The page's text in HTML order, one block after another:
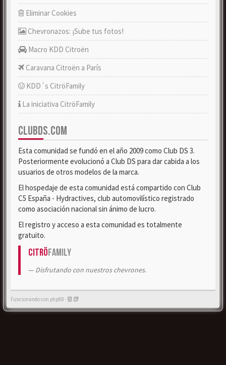
Eliminar Cookies
Chevronazos: ¡Sube tus fotos!
Macro KDD Citroën
Caravana Citroën a París
KDD´s CitröFamily
La iniciativa CitröFamily
CLUBDS.COM
Esta comunidad se fundó en el año 2009 como Club DS 3.
Posteriormente evolucionó a Club DS para dar cabida a los
usuarios de otros modelos de la marca.
El hospedaje de esta comunidad está compartido con Club
C5 España - Hydractives, club automovilístico registrado
como asociación nacional sin ánimo de lucro.
El registro y acceso a esta comunidad es totalmente
gratuito.
CitröFamily
Disfrutando con nuestros chevrones.
Funcionando con phpBB -